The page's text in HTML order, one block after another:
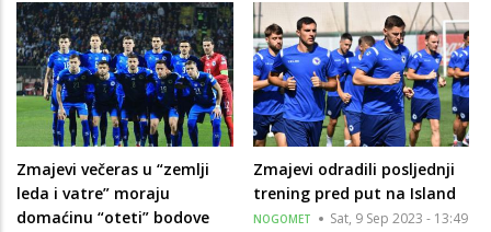
Zmajevi večeras u “zemlji
leda i vatre” moraju
domaćinu “oteti” bodove
Zmajevi odradili posljednji
trening pred put na Island
NOGOMET Sat, 9 Sep 2023 - 13:49